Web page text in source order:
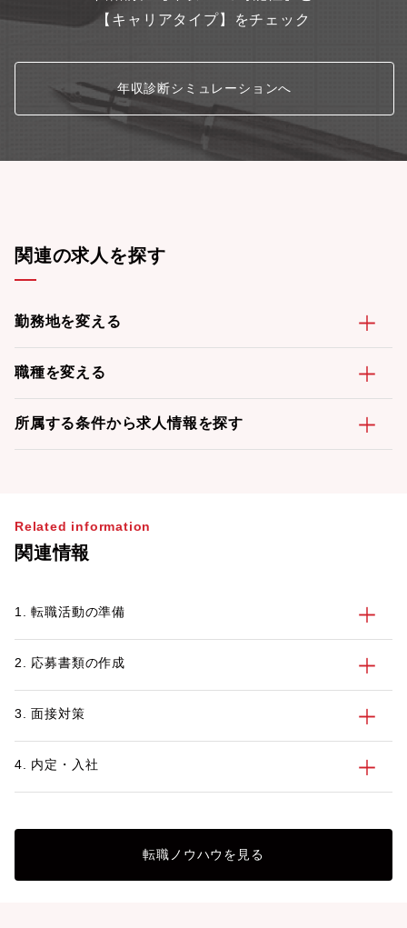
【キャリアタイプ】をチェック
年収診断シミュレーションへ
関連の求人を探す
勤務地を変える
職種を変える
所属する条件から求人情報を探す
Related information
関連情報
1. 転職活動の準備
2. 応募書類の作成
3. 面接対策
4. 内定・入社
転職ノウハウを見る